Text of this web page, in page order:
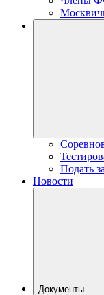
Подать
Новости
Документы